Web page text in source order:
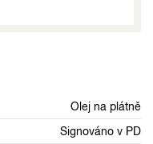
Olej na plátně
Signováno v PD